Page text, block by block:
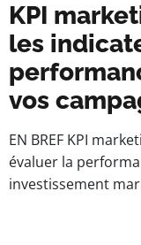
KPI
les
vos
EN BREF KPI
évaluer la
investissement